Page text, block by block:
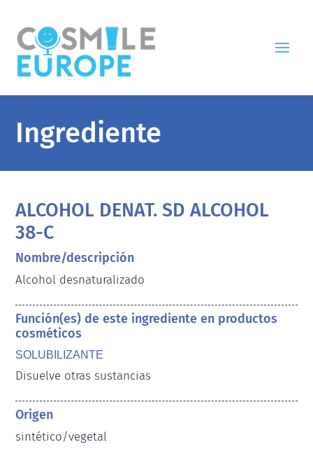
Ingrediente
ALCOHOL DENAT. SD ALCOHOL
38-C
Nombre/descripción
Alcohol desnaturalizado
Función(es) de este ingrediente en productos
cosméticos
SOLUBILIZANTE
Disuelve otras sustancias
Origen
sintético/vegetal